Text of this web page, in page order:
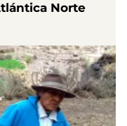
Norte